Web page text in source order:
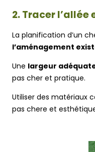
2. Tracer
La planification d’un
l’aménagement
Une largeur
pas cher et pratique.
Utiliser des matériaux
pas chere et